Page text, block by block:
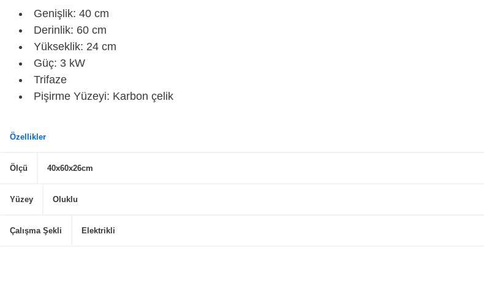
Genişlik: 40 cm
Derinlik: 60 cm
Yükseklik: 24 cm
Güç: 3 kW
Trifaze
Pişirme Yüzeyi: Karbon çelik
Özellikler
Ölçü 40x60x26cm
Yüzey Oluklu
Çalışma Şekli Elektrikli